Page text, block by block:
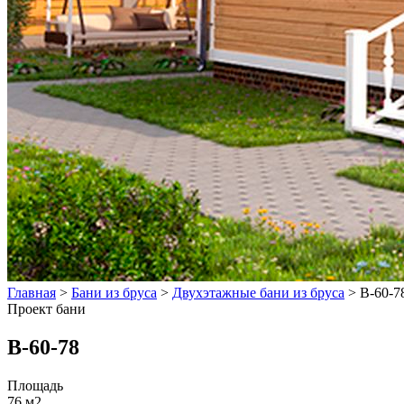
Главная > Бани из бруса > Двухэтажные бани из бруса > B-60-
Проект бани
B-60-78
Площадь